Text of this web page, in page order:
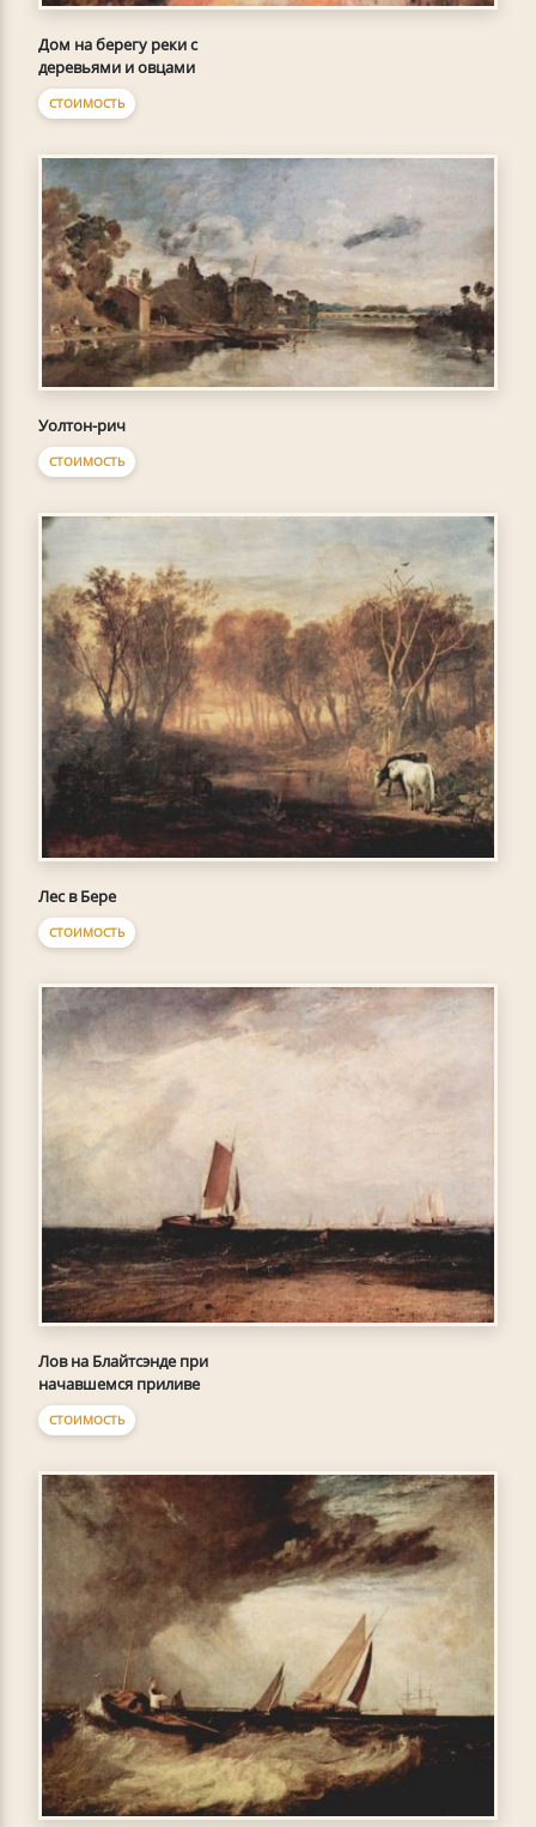
Дом на берегу реки с
деревьями и овцами
СТОИМОСТЬ
Уолтон-рич
СТОИМОСТЬ
Лес в Бере
СТОИМОСТЬ
Лов на Блайтсэнде при
начавшемся приливе
СТОИМОСТЬ